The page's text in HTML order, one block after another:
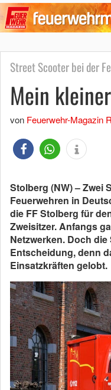
Street Scooter bei der
Mein
von Feuerwehr-Magazin
Stolberg (NW) – Zwei
Feuerwehren in
die FF Stolberg für
Zweisitzer. Anfangs
Netzwerken. Doch
Entscheidung, denn
Einsatzkräften gelobt.